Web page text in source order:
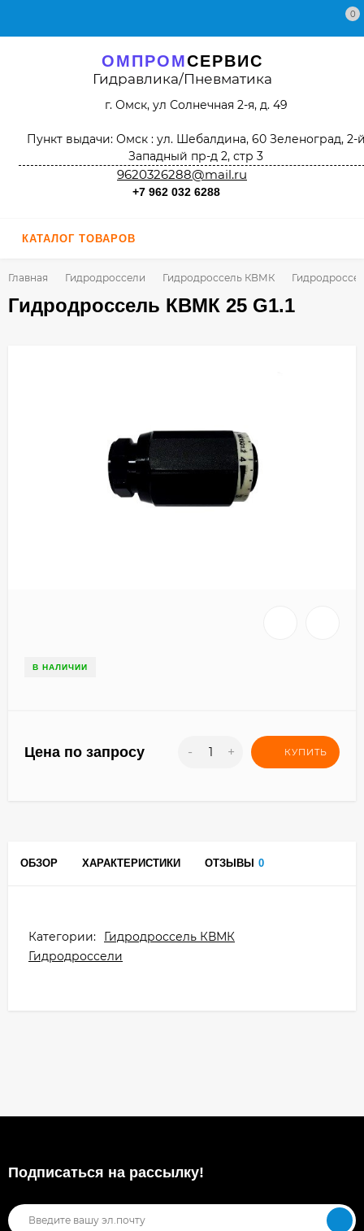
0
ОМПРОМСЕРВИС
Гидравлика/Пневматика
г. Омск, ул Солнечная 2-я, д. 49
Пункт выдачи: Омск : ул. Шебалдина, 60 Зеленоград, 2-
Западный пр-д 2, стр 3
9620326288@mail.ru
+7 962 032 6288
КАТАЛОГ ТОВАРОВ
Главная Гидродроссели Гидродроссель КВМК
Гидродроссель КВМК 25 G1.1
В НАЛИЧИИ
Цена по запросу - + КУПИТЬ
ОБЗОР ХАРАКТЕРИСТИКИ ОТЗЫВЫ 0
Категории:
Гидродроссель КВМК
Гидродроссели
Подписаться на рассылкy!